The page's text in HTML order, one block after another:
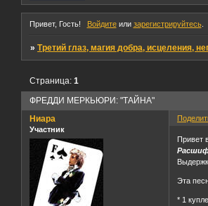
Привет, Гость! Войдитеили зарегистрируйтесь.
»Третий глаз, магия добра, исцеления,
ФРЕДДИ МЕРКЬЮРИ: "ТАЙНА"
Страница:1
Ниара
Участник
Привет
Эта
* 1